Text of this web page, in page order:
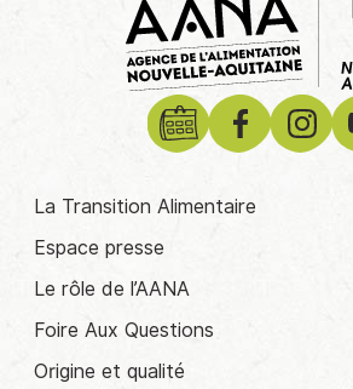
La Transition Alimentaire
Espace presse
Le rôle de l’AANA
Foire Aux Questions
Origine et qualité